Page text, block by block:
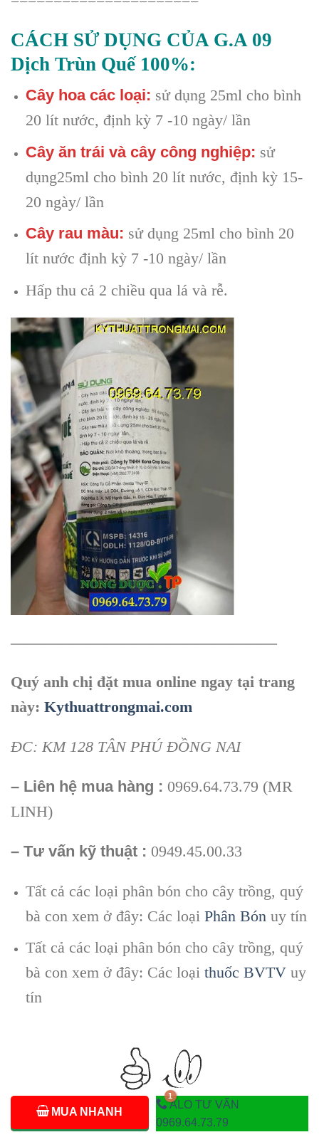
CÁCH SỬ DỤNG CỦA G.A 09
Dịch Trùn Quế 100%:
Cây hoa các loại: sử dụng 25ml cho bình
20 lít nước, định kỳ 7 -10 ngày/ lần
Cây ăn trái và cây công nghiệp: sử
dụng25ml cho bình 20 lít nước, định kỳ 15-
20 ngày/ lần
Cây rau màu: sử dụng 25ml cho bình 20
lít nước định kỳ 7 -10 ngày/ lần
Hấp thu cả 2 chiều qua lá và rễ.
—————————————————
Quý anh chị đặt mua online ngay tại trang
này: Kythuattrongmai.com
ĐC: KM 128 TÂN PHÚ ĐỒNG NAI
– Liên hệ mua hàng : 0969.64.73.79 (MR
LINH)
– Tư vấn kỹ thuật : 0949.45.00.33
Tất cả các loại phân bón cho cây trồng, quý
bà con xem ở đây: Các loại Phân Bón uy tín
Tất cả các loại phân bón cho cây trồng, quý
bà con xem ở đây: Các loại thuốc BVTVuy
tín
MUA NHANH
ALO TƯ VẤN
0969.64.73.79